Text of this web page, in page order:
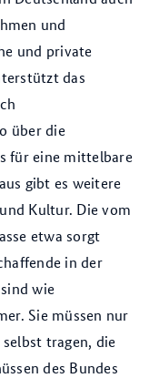
und
und private
das
über die
für eine mittelbare
gibt es weitere
Kultur. Die vom
etwa sorgt
in der
wie
Sie müssen nur
tragen, die
des Bundes